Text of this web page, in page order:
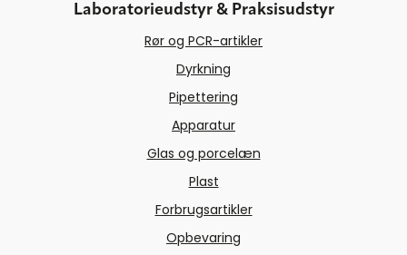
Laboratorieudstyr & Praksisudstyr
Rør og PCR-artikler
Dyrkning
Pipettering
Apparatur
Glas og porcelæn
Plast
Forbrugsartikler
Opbevaring